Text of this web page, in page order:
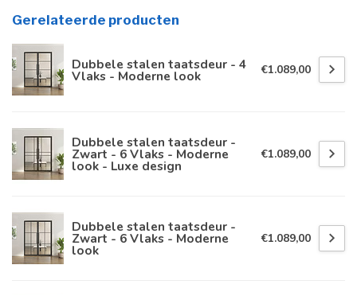
Gerelateerde producten
Dubbele stalen taatsdeur - 4
Vlaks - Moderne look €1.089,00
Dubbele stalen taatsdeur -
Zwart - 6 Vlaks - Moderne
look - Luxe design
€1.089,00
Dubbele stalen taatsdeur -
Zwart - 6 Vlaks - Moderne
look
€1.089,00